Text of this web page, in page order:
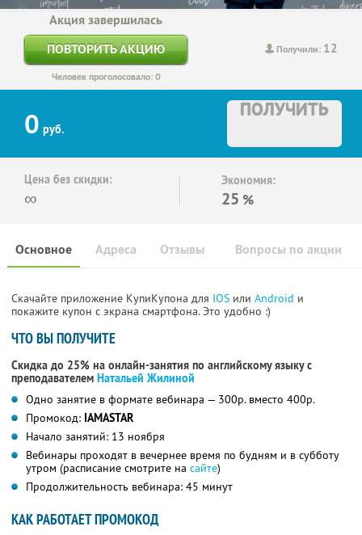
Получили: 12
Акция завершилась
ПОВТОРИТЬ АКЦИЮ
Человек проголосовало: 0
0 руб.
ПОЛУЧИТЬ
Цена без скидки:
∞
Экономия:
25 %
Основное Отзывы Вопросы по акции
Адреса
Скачайте приложение КупиКупона для IOS или Android и
покажите купон с экрана смартфона. Это удобно :)
ЧТО ВЫ ПОЛУЧИТЕ
Скидка до 25% на онлайн-занятия по английскому языку с
преподавателем Натальей Жилиной
Одно занятие в формате вебинара — 300р. вместо 400р.
Промокод: IAMASTAR
Начало занятий: 13 ноября
Вебинары проходят в вечернее время по будням и в субботу
утром (расписание смотрите на сайте)
Продолжительность вебинара: 45 минут
КАК РАБОТАЕТ ПРОМОКОД